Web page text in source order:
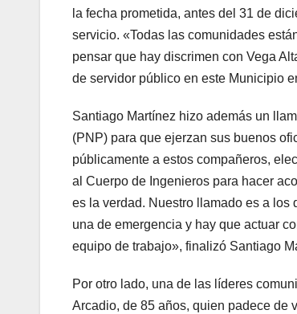
la fecha prometida, antes del 31 de
servicio. «Todas las comunidades
pensar que hay discrimen con Vega
de servidor público en este Municipio
Santiago Martínez hizo además un
(PNP) para que ejerzan sus buenos
públicamente a estos compañeros,
al Cuerpo de Ingenieros para hacer
es la verdad. Nuestro llamado es a
una de emergencia y hay que actuar
equipo de trabajo», finalizó Santiago
Por otro lado, una de las líderes
Arcadio, de 85 años, quien padece de